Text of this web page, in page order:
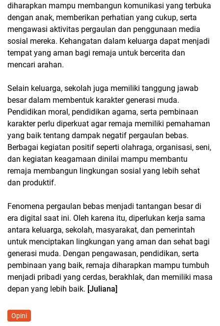
diharapkan mampu membangun komunikasi yang terbuka
dengan anak, memberikan perhatian yang cukup, serta
mengawasi aktivitas pergaulan dan penggunaan media
sosial mereka. Kehangatan dalam keluarga dapat menjadi
tempat yang aman bagi remaja untuk bercerita dan
mencari arahan.
Selain keluarga, sekolah juga memiliki tanggung jawab
besar dalam membentuk karakter generasi muda.
Pendidikan moral, pendidikan agama, serta pembinaan
karakter perlu diperkuat agar remaja memiliki pemahaman
yang baik tentang dampak negatif pergaulan bebas.
Berbagai kegiatan positif seperti olahraga, organisasi, seni,
dan kegiatan keagamaan dinilai mampu membantu
remaja membangun lingkungan sosial yang lebih sehat
dan produktif.
Fenomena pergaulan bebas menjadi tantangan besar di
era digital saat ini. Oleh karena itu, diperlukan kerja sama
antara keluarga, sekolah, masyarakat, dan pemerintah
untuk menciptakan lingkungan yang aman dan sehat bagi
generasi muda. Dengan pengawasan, pendidikan, serta
pembinaan yang baik, remaja diharapkan mampu tumbuh
menjadi pribadi yang cerdas, berakhlak, dan memiliki masa
depan yang lebih baik. [Juliana]
Opini